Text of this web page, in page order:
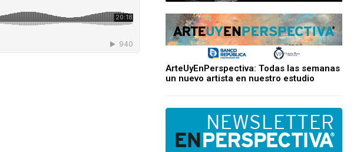
ArteUyEnPerspectiva: Todas las semanas
un nuevo artista en nuestro estudio